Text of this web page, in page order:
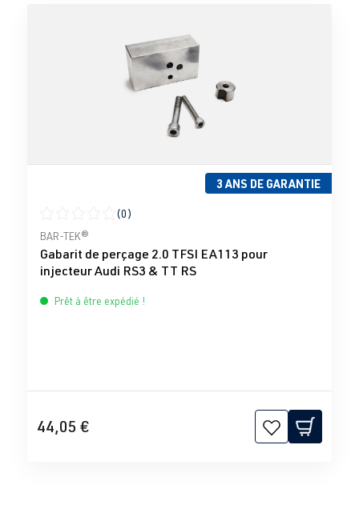
3 ANS DE GARANTIE
Note moyenne de 0 sur 5 étoiles
(0)
BAR-TEK®
Gabarit de perçage 2.0 TFSI EA113 pour
injecteur Audi RS3 & TT RS
Prêt à être expédié !
44,05 €